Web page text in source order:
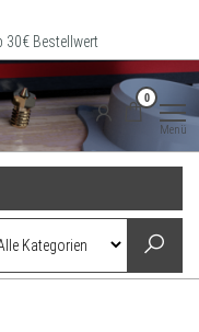
30€ Bestellwert
0
Menü